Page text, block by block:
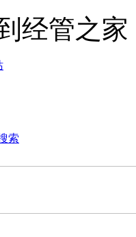
经管之家
索